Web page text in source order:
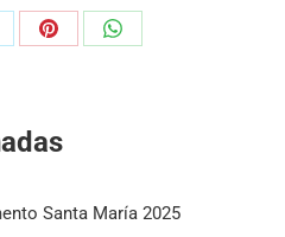
Share
Share
Santa María 2025